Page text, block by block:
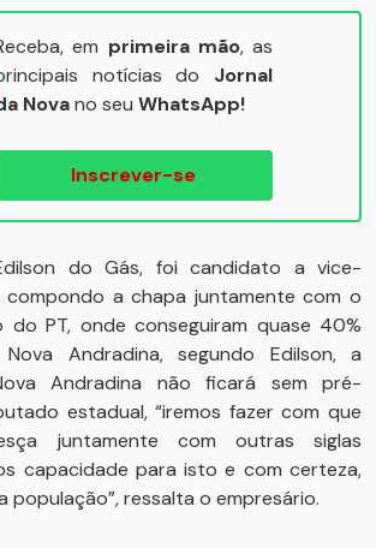
em primeira mão, as
notícias do Jornal
Novano seu WhatsApp!
Inscrever-se
do Gás, foi candidato a vice-
compondo a chapa juntamente com o
do PT, onde conseguiram quase 40%
Andradina, segundo Edilson, a
Andradina não ficará sem pré-
estadual, “iremos fazer com que
juntamente com outras siglas
capacidade para isto e com certeza,
população”, ressalta o empresário.